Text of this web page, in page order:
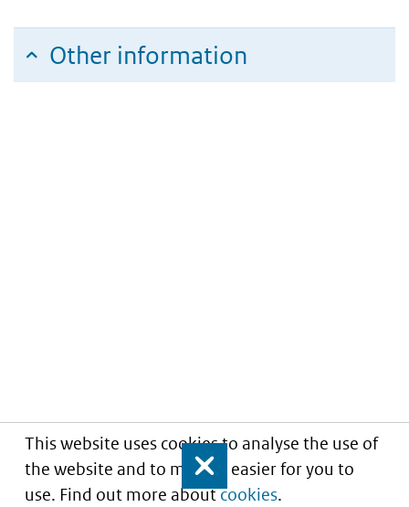
This website uses cookies to analyse the use of
the website and to make it easier for you to
use. Find out more aboutcookies.
Close
Other information